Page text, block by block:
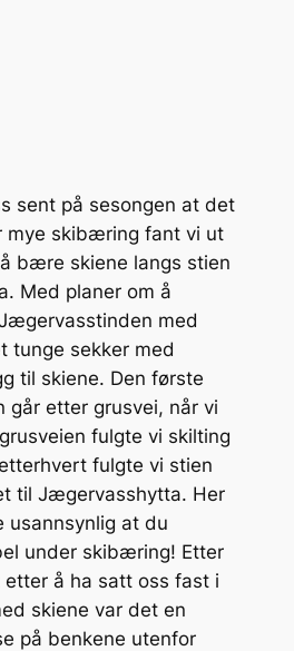
sent på sesongen at det
mye skibæring fant vi ut
bære skiene langs stien
Med planer om å
med
tunge sekker med
til skiene. Den første
går etter grusvei, når vi
fulgte vi skilting
fulgte vi stien
til Jægervasshytta. Her
usannsynlig at du
under skibæring! Etter
å ha satt oss fast i
skiene var det en
på benkene utenfor